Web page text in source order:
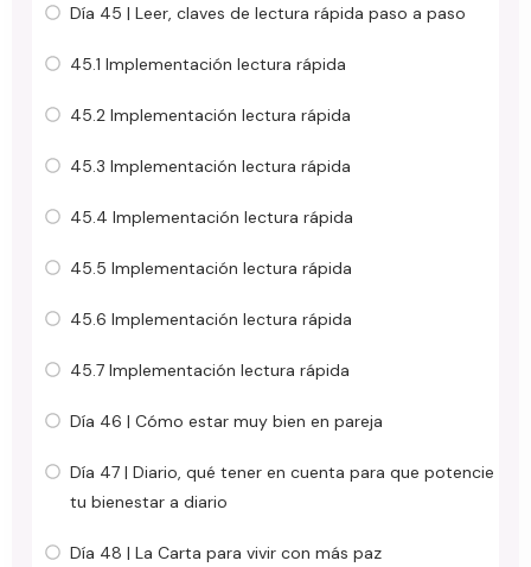
Día 45 | Leer, claves de lectura rápida paso a paso
45.1 Implementación lectura rápida
45.2 Implementación lectura rápida
45.3 Implementación lectura rápida
45.4 Implementación lectura rápida
45.5 Implementación lectura rápida
45.6 Implementación lectura rápida
45.7 Implementación lectura rápida
Día 46 | Cómo estar muy bien en pareja
Día 47 | Diario, qué tener en cuenta para que potencie
tu bienestar a diario
Día 48 | La Carta para vivir con más paz